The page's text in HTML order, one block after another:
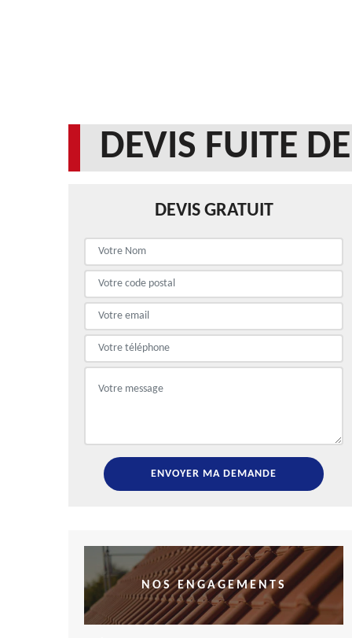
DEVIS FUITE
DEVIS GRATUIT
NOS ENGAGEMENTS